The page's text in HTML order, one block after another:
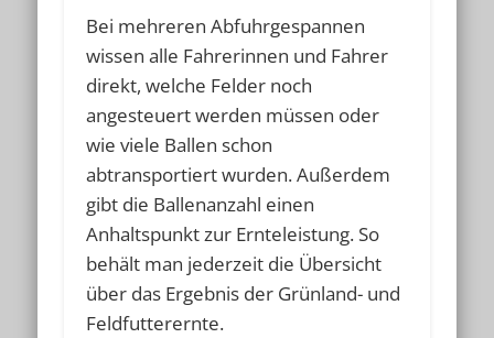
Bei mehreren Abfuhrgespannen
wissen alle Fahrerinnen und Fahrer
direkt, welche Felder noch
angesteuert werden müssen oder
wie viele Ballen schon
abtransportiert wurden. Außerdem
gibt die Ballenanzahl einen
Anhaltspunkt zur Ernteleistung. So
behält man jederzeit die Übersicht
über das Ergebnis der Grünland- und
Feldfutterernte.